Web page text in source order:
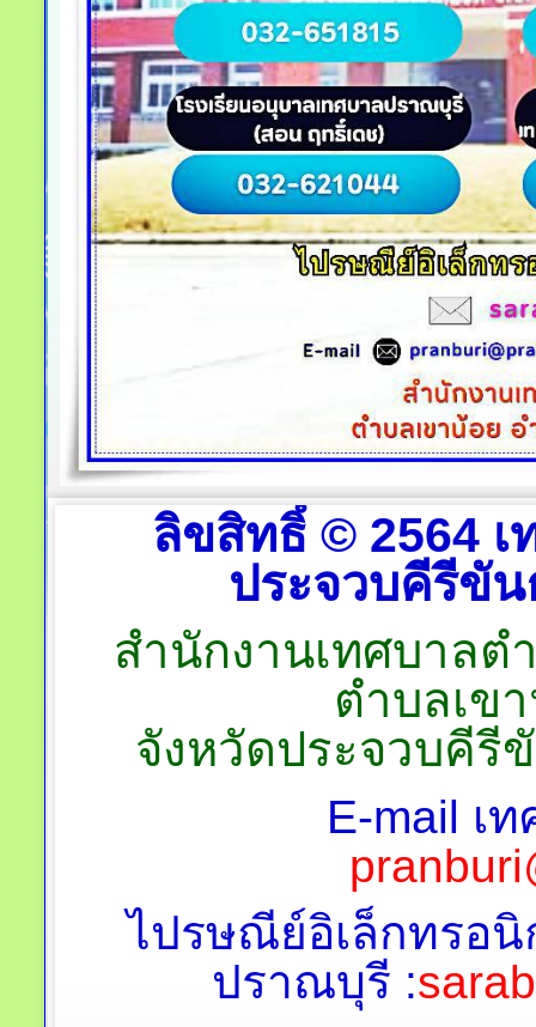
ลิขสิทธิ์ © 2564
ประจวบคีรีขั
สำนักงานเทศบาลต
ตำบลเข
จังหวัดประจวบคีรี
E-mail เ
ไปรษณีย์อิเล็กทรอนิ
ปราณบุรี :